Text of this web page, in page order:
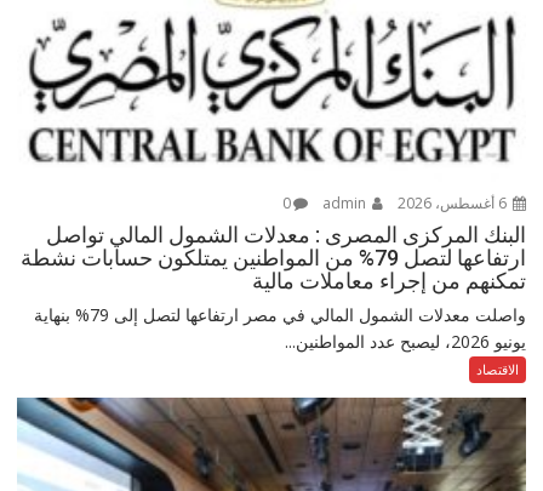
6 أغسطس، 2026 0
البنك المركزى المصرى : معدلات الشمول المالي تواصل
ارتفاعها لتصل 79% من المواطنين يمتلكون حسابات نشطة
تمكنهم من إجراء معاملات مالية
واصلت معدلات الشمول المالي في مصر ارتفاعها لتصل إلى 79% بنهاية
يونيو 2026، ليصبح عدد المواطنين...
الاقتصاد